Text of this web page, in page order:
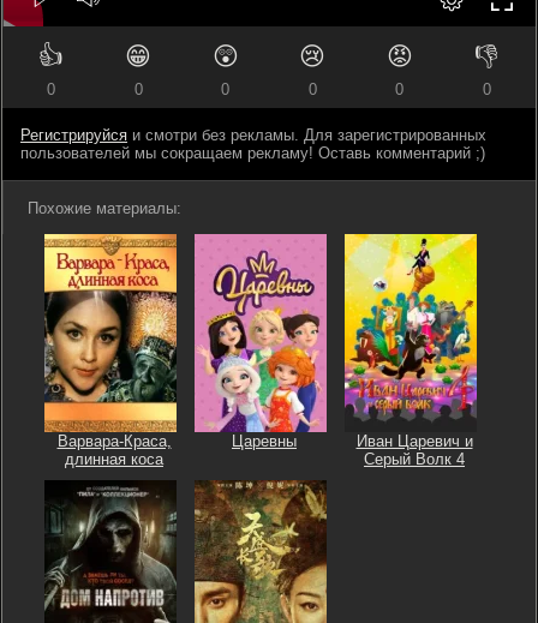
👍
0
😁
0
😲
0
😢
0
😡
0
👎
0
Регистрируйся и смотри без рекламы. Для зарегистрированных
пользователей мы сокращаем рекламу! Оставь комментарий ;)
Похожие материалы:
Варвара-Краса,
длинная коса
Царевны
Иван Царевич и
Серый Волк 4